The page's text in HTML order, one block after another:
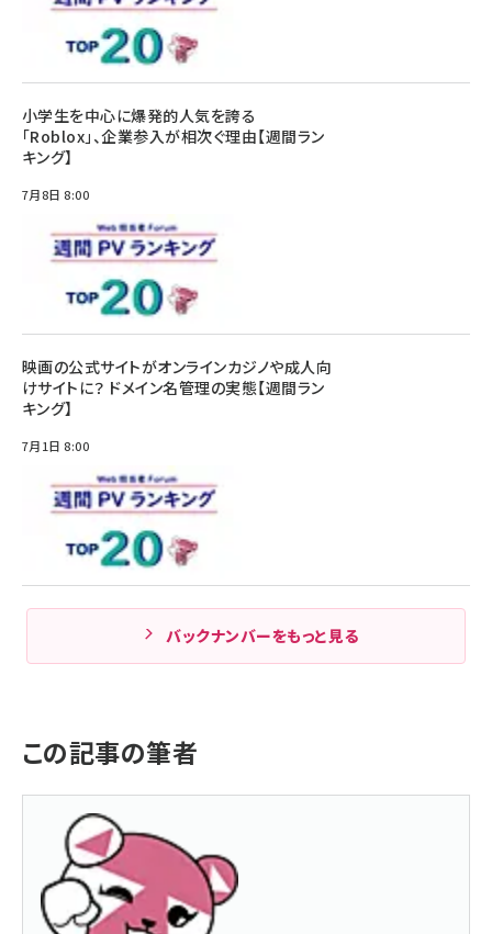
小学生を中心に爆発的人気を誇る
「Roblox」、企業参入が相次ぐ理由【週間ラン
キング】
7月8日 8:00
映画の公式サイトがオンラインカジノや成人向
けサイトに？ ドメイン名管理の実態【週間ラン
キング】
7月1日 8:00
バックナンバーをもっと見る
この記事の筆者